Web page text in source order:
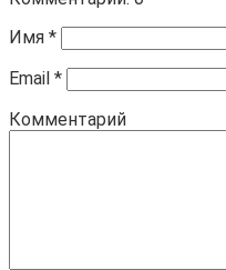
Имя *
Email *
Комментарий